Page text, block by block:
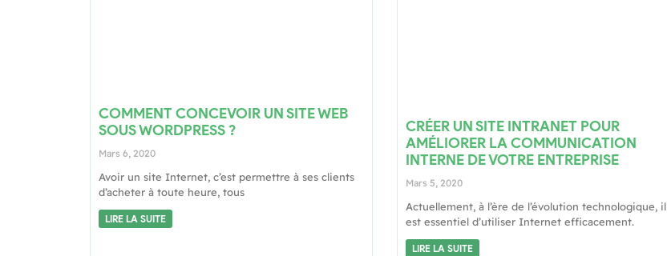
COMMENT CONCEVOIR UN SITE WEB
SOUS WORDPRESS ?
Mars 6, 2020
Avoir un site Internet, c’est permettre à ses clients
d’acheter à toute heure, tous
LIRE LA SUITE
CRÉER UN SITE INTRANET POUR
AMÉLIORER LA COMMUNICATION
INTERNE DE VOTRE ENTREPRISE
Mars 5, 2020
Actuellement, à l’ère de l’évolution technologique, il
est essentiel d’utiliser Internet efficacement.
LIRE LA SUITE